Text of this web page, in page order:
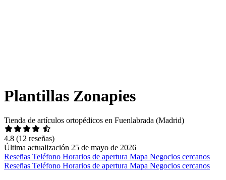
Plantillas Zonapies
Tienda de artículos ortopédicos en Fuenlabrada (Madrid)
4.8 (12 reseñas)
Última actualización 25 de mayo de 2026
Reseñas Teléfono Horarios de apertura Mapa Negocios cercanos
Reseñas Teléfono Horarios de apertura Mapa Negocios cercanos